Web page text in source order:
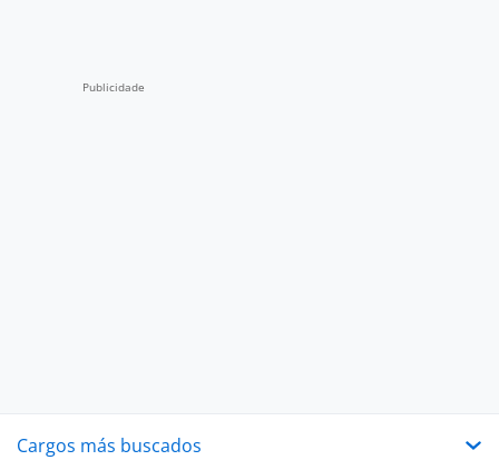
Cargos más buscados